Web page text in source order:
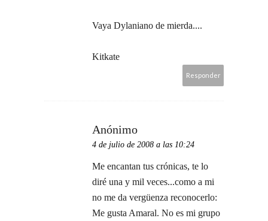
Vaya Dylaniano de mierda....
Kitkate
Responder
Anónimo
4 de julio de 2008 a las 10:24
Me encantan tus crónicas, te lo
diré una y mil veces...como a mi
no me da vergüenza reconocerlo:
Me gusta Amaral. No es mi grupo